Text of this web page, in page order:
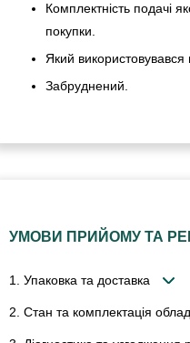
Комплектність подачі
покупки.
Який
Забруднений.
УМОВИ ПРИЙОМУ ТА
1. Упаковка та доставка
2. Стан та комплектація